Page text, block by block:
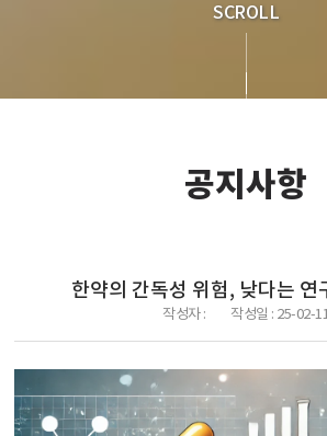
SCROLL
공지사항
한약의 간독성 위험, 낮다는 연
작성자 : 작성일 : 25-02-